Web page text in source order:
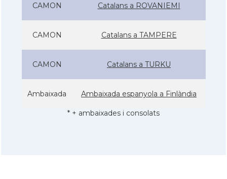
CAMON Catalans a ROVANIEMI
CAMON Catalans a TAMPERE
CAMON Catalans a TURKU
Ambaixada Ambaixada espanyola a Finlàndia
* + ambaixades i consolats